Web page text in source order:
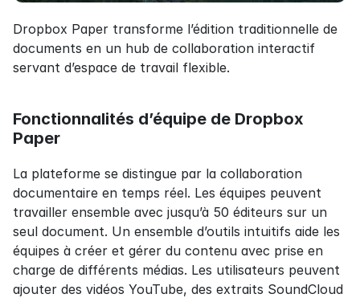
Dropbox Paper transforme l’édition traditionnelle de
documents en un hub de collaboration interactif
servant d’espace de travail flexible.
Fonctionnalités d’équipe de Dropbox
Paper
La plateforme se distingue par la collaboration
documentaire en temps réel. Les équipes peuvent
travailler ensemble avec jusqu’à 50 éditeurs sur un
seul document. Un ensemble d’outils intuitifs aide les
équipes à créer et gérer du contenu avec prise en
charge de différents médias. Les utilisateurs peuvent
ajouter des vidéos YouTube, des extraits SoundCloud